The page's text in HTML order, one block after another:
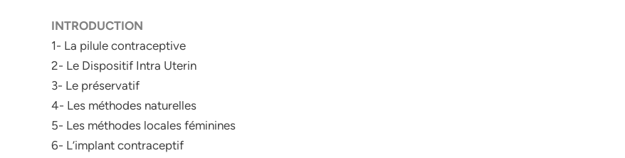
INTRODUCTION
1- La pilule contraceptive
2- Le Dispositif Intra Uterin
3- Le préservatif
4- Les méthodes naturelles
5- Les méthodes locales féminines
6- L’implant contraceptif